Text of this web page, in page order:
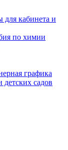
для кабинета и
по химии
графика
садов